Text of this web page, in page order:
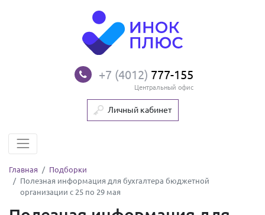
+7 (4012) 777-155
Центральный офис
Личный кабинет
Главная
Подборки
Полезная информация для бухгалтера бюджетной
организации с 25 по 29 мая